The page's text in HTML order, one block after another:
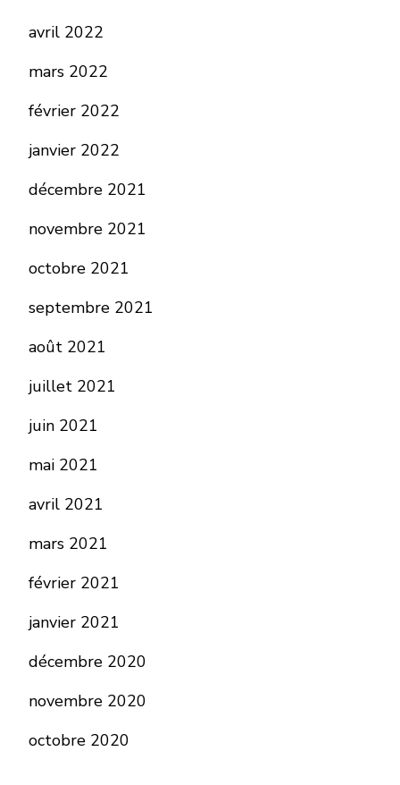
avril 2022
mars 2022
février 2022
janvier 2022
décembre 2021
novembre 2021
octobre 2021
septembre 2021
août 2021
juillet 2021
juin 2021
mai 2021
avril 2021
mars 2021
février 2021
janvier 2021
décembre 2020
novembre 2020
octobre 2020